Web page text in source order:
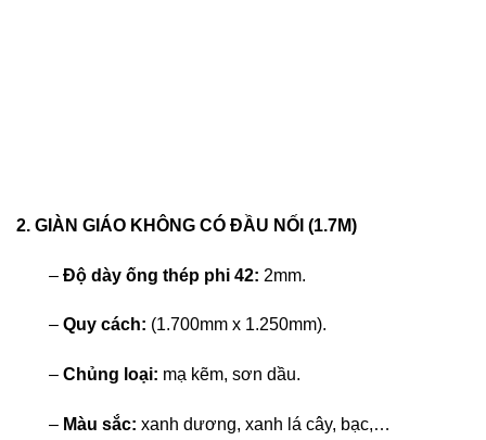
2. GIÀN GIÁO KHÔNG CÓ ĐẦU NỐI (1.7M)
– Độ dày ống thép phi 42: 2mm.
– Quy cách: (1.700mm x 1.250mm).
– Chủng loại: mạ kẽm, sơn dầu.
– Màu sắc: xanh dương, xanh lá cây, bạc,…